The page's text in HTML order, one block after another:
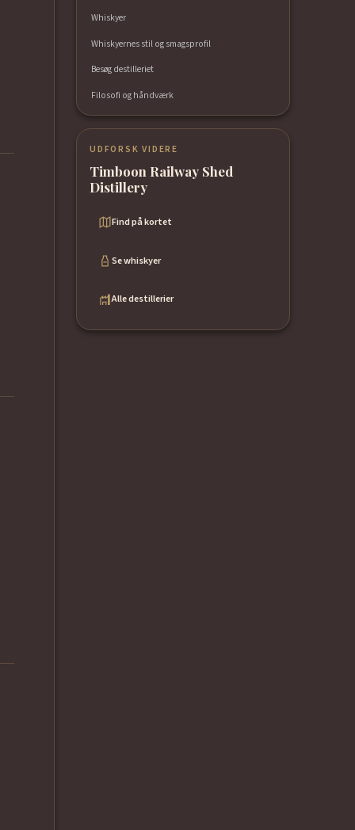
Whiskyer
Whiskyernes stil og smagsprofil
Besøg destilleriet
Filosofi og håndværk
UDFORSK VIDERE
Timboon Railway Shed
Distillery
Find på kortet
Se whiskyer
Alle destillerier